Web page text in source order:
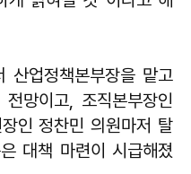
산업정책본부장을 맡고
망이고, 조직본부장인
인 정찬민 의원마저 탈
대책 마련이 시급해졌